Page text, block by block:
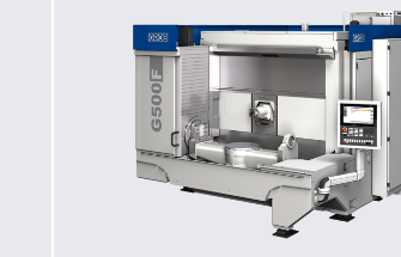
Curso de usinagem: 1.550/875/
no eixo X/Y/Z (mm)
Velocidades (máx.): 70/50/90
no eixo X/Y/Z (m/min)